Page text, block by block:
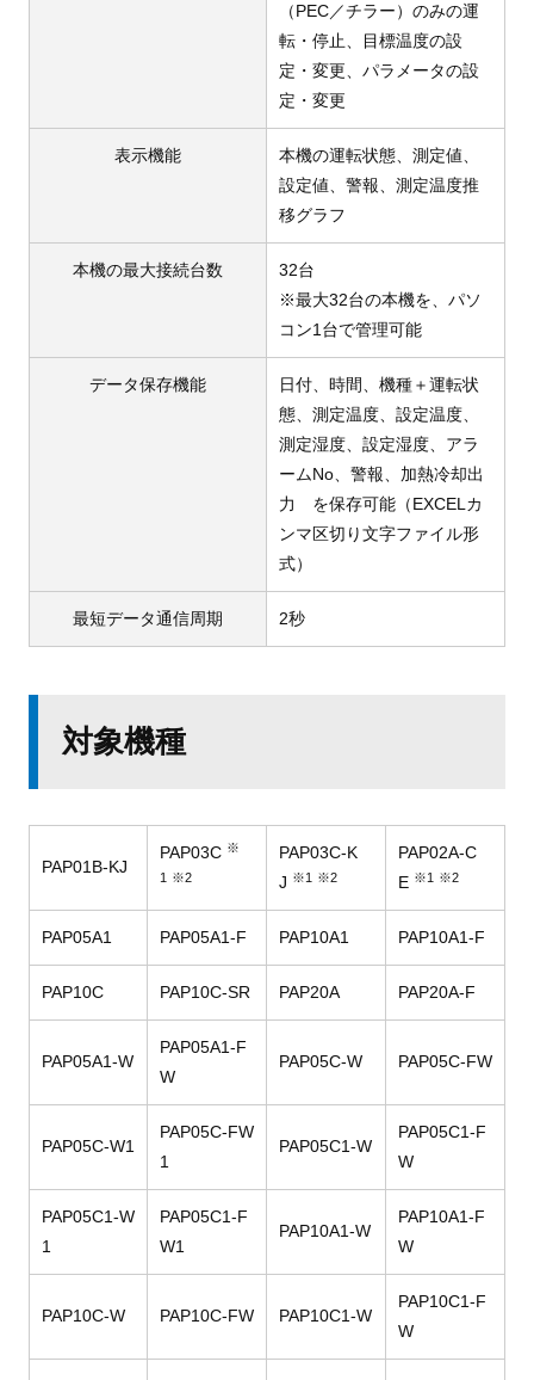
（PEC／チラー）のみの運
転・停止、目標温度の設
定・変更、パラメータの設
定・変更
表示機能
本機の運転状態、測定値、
設定値、警報、測定温度推
移グラフ
本機の最大接続台数
32台
※最大32台の本機を、パソ
コン1台で管理可能
データ保存機能
日付、時間、機種＋運転状
態、測定温度、設定温度、
測定湿度、設定湿度、アラ
ームNo、警報、加熱冷却出
力 を保存可能（EXCELカ
ンマ区切り文字ファイル形
式）
最短データ通信周期 2秒
対象機種
PAP01B-KJ
PAP03C ※
1 ※2
PAP03C-K
J ※1 ※2
PAP02A-C
E ※1 ※2
PAP05A1 PAP05A1-F PAP10A1 PAP10A1-F
PAP10C PAP10C-SR PAP20A PAP20A-F
PAP05A1-W
PAP05A1-F
W
PAP05C-W PAP05C-FW
PAP05C-W1
PAP05C-FW
1
PAP05C1-W
PAP05C1-F
W
PAP05C1-W
1
PAP05C1-F
W1
PAP10A1-W
PAP10A1-F
W
PAP10C-W PAP10C-FW PAP10C1-W
PAP10C1-F
W